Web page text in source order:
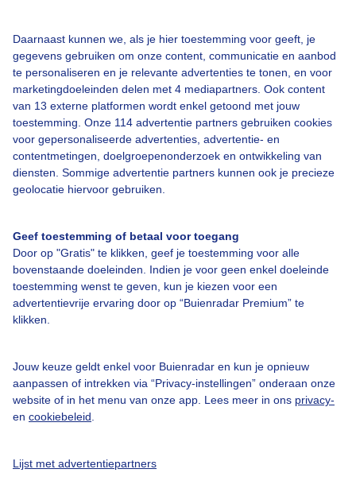
Daarnaast kunnen we, als je hier toestemming voor geeft, je
gegevens gebruiken om onze content, communicatie en aanbod
te personaliseren en je relevante advertenties te tonen, en voor
marketingdoeleinden delen met 4 mediapartners. Ook content
van 13 externe platformen wordt enkel getoond met jouw
toestemming. Onze 114 advertentie partners gebruiken cookies
voor gepersonaliseerde advertenties, advertentie- en
contentmetingen, doelgroepenonderzoek en ontwikkeling van
diensten. Sommige advertentie partners kunnen ook je precieze
geolocatie hiervoor gebruiken.
Geef toestemming of betaal voor toegang
Door op "Gratis" te klikken, geef je toestemming voor alle
bovenstaande doeleinden. Indien je voor geen enkel doeleinde
toestemming wenst te geven, kun je kiezen voor een
advertentievrije ervaring door op “Buienradar Premium” te
klikken.
Jouw keuze geldt enkel voor Buienradar en kun je opnieuw
aanpassen of intrekken via “Privacy-instellingen” onderaan onze
website of in het menu van onze app. Lees meer in ons privacy-
en cookiebeleid
Lijst met advertentiepartners
Over Buienradar
Bedrijfsgegevens
Contact
Toegankelijkheid
Gebruikersvoorwaarden
Adverteren
Privacy beleid
Cookie beleid